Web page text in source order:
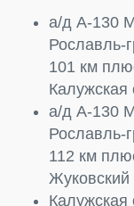
а/д А-130
Рославль-
101 км
Калужская
а/д А-130
Рославль-
112 км
Жуковский
Калужская